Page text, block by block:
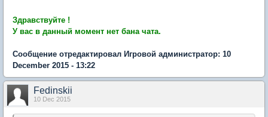
Здравствуйте !
У вас в данный момент нет бана чата.
Сообщение отредактировал Игровой администратор: 10
December 2015 - 13:22
Fedinskii
10 Dec 2015